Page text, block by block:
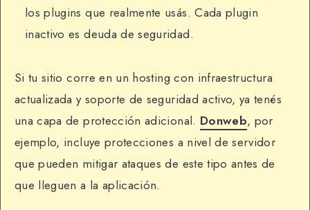
los plugins que realmente usás. Cada plugin
inactivo es deuda de seguridad.
Si tu sitio corre en un hosting con infraestructura
actualizada y soporte de seguridad activo, ya tenés
una capa de protección adicional. Donweb, por
ejemplo, incluye protecciones a nivel de servidor
que pueden mitigar ataques de este tipo antes de
que lleguen a la aplicación.